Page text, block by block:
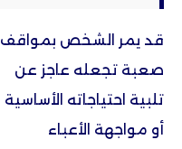
قد يمر الشخص بمواقف
صعبة تجعله عاجز عن
تلبية احتياجاته الأساسية
أو مواجهة الأعباء